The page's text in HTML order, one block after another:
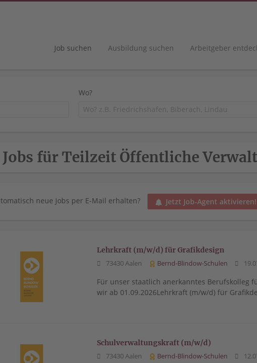
Job suchen Ausbildung suchen Arbeitgeber
Wo?
Jobs für Teilzeit Öffentliche
neue Jobs per E-Mail erhalten? Jetzt Job-Agent aktivieren!
Lehrkraft (m/w/d) für Grafikdesign
73430 Aalen Bernd-Blindow-Schulen
Für unser staatlich anerkanntes Berufskolleg
wir ab 01.09.2026Lehrkraft (m/w/d) für
Schulverwaltungskraft (m/w/d)
73430 Aalen Bernd-Blindow-Schulen